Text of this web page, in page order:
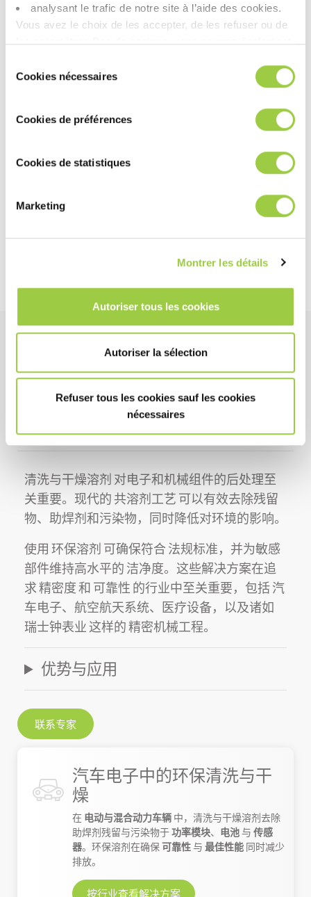
analysant le trafic de notre site à l’aide des cookies.​
Vous avez le choix de les accepter, de les refuser ou de
les paramétrer.​ Pas de panique, vous pourrez également
cookies.​ ​ ​
duCookies nécessaires
Cookies de préférences
Cookies de statistiques
Marketing
Montrer les détails
Autoriser tous les cookies
Autoriser la sélection
Refuser tous les cookies sauf les cookies
nécessaires
势？
中？
INVENTEC 如何确保其干燥溶剂的可
清洗与干燥溶剂：电
子与机械组件的环保
解决方案
清洗与干燥溶剂 对电子和机械组件的后处理至
关重要。现代的 共溶剂工艺 可以有效去除残留
物、助焊剂和污染物，同时降低对环境的影响。
使用 环保溶剂 可确保符合 法规标准，并为敏感
部件维持高水平的 洁净度。这些解决方案在追
求精密度和 可靠性 的行业中至关重要，包括汽
车电子、 航空航天系统、 医疗设备，以及诸如
瑞士钟表业 这样的精密机械工程。
优势与应用
联系专家
汽车电子中的环保清洗与干
燥
在 电动与混合动力车辆 中，清洗与干燥溶剂去除
助焊剂残留与污染物于功率模块、 电池与 传感
器。环保溶剂在确保可靠性与 最佳性能 同时减少
排放。
按行业查看解决方案